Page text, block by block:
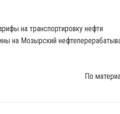
на транспортировку нефти
на Мозырский
По